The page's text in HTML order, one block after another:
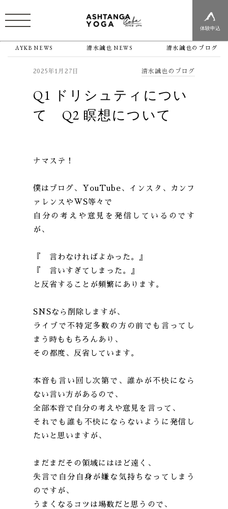
体験申込
AYKB NEWS 清水誠也 NEWS 清水誠也のブログ
2025年1月27日 清水誠也のブログ
Q1 ドリシュティについ
て Q2 瞑想について
ナマステ！
僕はブログ、YouTube、インスタ、カンフ
ァレンスやWS等々で
自分の考えや意見を発信しているのです
が、
『 言わなければよかった。』
『 言いすぎてしまった。』
と反省することが頻繁にあります。
SNSなら削除しますが、
ライブで不特定多数の方の前でも言ってし
まう時ももちろんあり、
その都度、反省しています。
本音も言い回し次第で、誰かが不快になら
ない言い方があるので、
全部本音で自分の考えや意見を言って、
それでも誰も不快にならないように発信し
たいと思いますが、
まだまだその領域にはほど遠く、
失言で自分自身が嫌な気持ちなってしまう
のですが、
うまくなるコツは場数だと思うので、